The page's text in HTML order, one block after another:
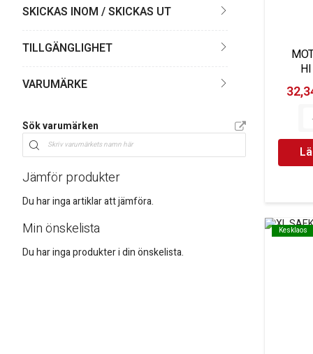
Kesklaos
Kesklaos
SKICKAS INOM / SKICKAS UT
TILLGÄNGLIGHET
VARUMÄRKE
Sök varumärken
Jämför produkter
Du har inga artiklar att jämföra.
Min önskelista
Du har inga produkter i din önskelista.